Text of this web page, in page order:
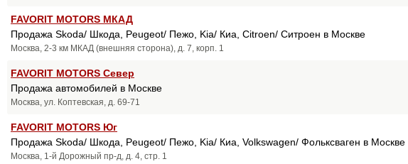
FAVORIT MOTORS МКАД
Продажа Skoda/ Шкода, Peugeot/ Пежо, Kia/ Киа, Citroen/ Ситроен в Москве
Москва, 2-3 км МКАД (внешняя сторона), д. 7, корп. 1
FAVORIT MOTORS Север
Продажа автомобилей в Москве
Москва, ул. Коптевская, д. 69-71
FAVORIT MOTORS Юг
Продажа Skoda/ Шкода, Peugeot/ Пежо, Kia/ Киа, Volkswagen/ Фольксваген в Москве
Москва, 1-й Дорожный пр-д, д. 4, стр. 1